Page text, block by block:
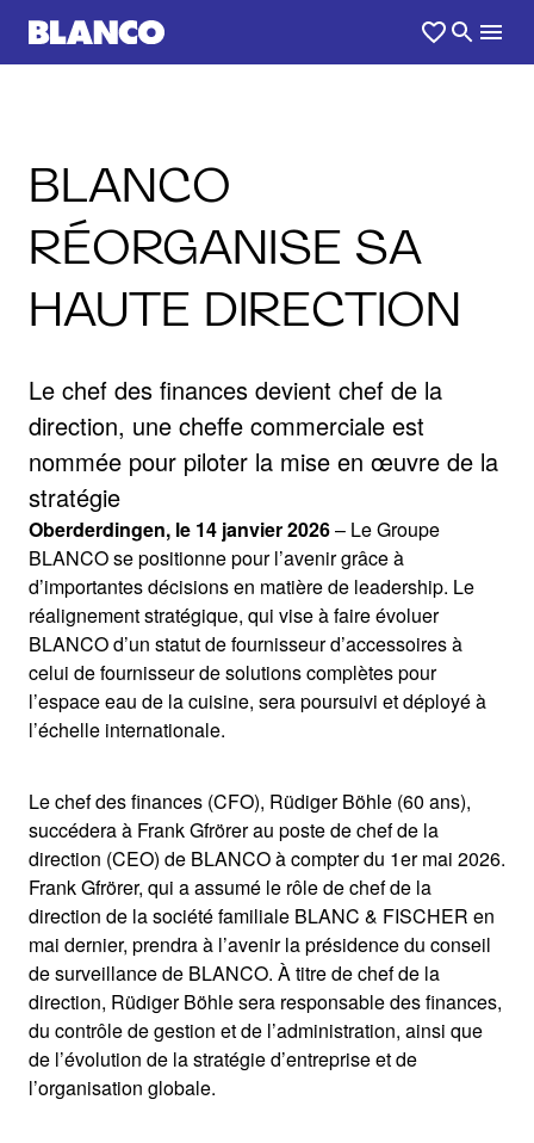
BLANCO
RÉORGANISE SA
HAUTE DIRECTION
Le chef des finances devient chef de la
direction, une cheffe commerciale est
nommée pour piloter la mise en œuvre de la
stratégie
Oberderdingen, le 14 janvier 2026– Le Groupe
BLANCO se positionne pour l’avenir grâce à
d’importantes décisions en matière de leadership. Le
réalignement stratégique, qui vise à faire évoluer
BLANCO d’un statut de fournisseur d’accessoires à
celui de fournisseur de solutions complètes pour
l’espace eau de la cuisine, sera poursuivi et déployé à
l’échelle internationale.
Le chef des finances (CFO), Rüdiger Böhle (60 ans),
succédera à Frank Gfrörer au poste de chef de la
direction (CEO) de BLANCO à compter du 1er mai 2026.
Frank Gfrörer, qui a assumé le rôle de chef de la
direction de la société familiale BLANC & FISCHER en
mai dernier, prendra à l’avenir la présidence du conseil
de surveillance de BLANCO. À titre de chef de la
direction, Rüdiger Böhle sera responsable des finances,
du contrôle de gestion et de l’administration, ainsi que
de l’évolution de la stratégie d’entreprise et de
l’organisation globale.